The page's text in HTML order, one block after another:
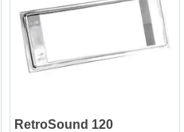
RetroSound 120